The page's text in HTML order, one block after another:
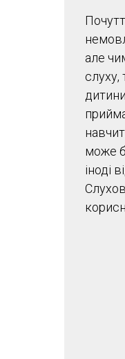
але
може
іноді